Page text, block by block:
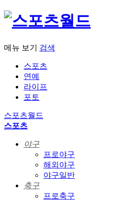
메뉴 보기 검색
스포츠
연예
라이프
포토
스포츠월드
스포츠
야구
프로야구
해외야구
야구일반
축구
프로축구